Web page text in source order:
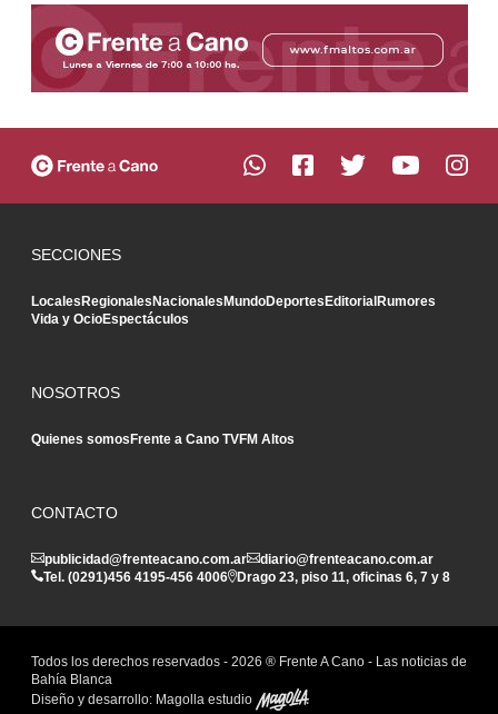
SECCIONES
LocalesRegionalesNacionalesMundoDeportesEditorialRumores
Vida y OcioEspectáculos
NOSOTROS
Quienes somosFrente a Cano TVFM Altos
CONTACTO
publicidad@frenteacano.com.ar
diario@frenteacano.com.ar
Tel. (0291)456 4195-456 4006 Drago 23, piso 11, oficinas 6, 7 y 8
Todos los derechos reservados - 2026 ® Frente A Cano - Las noticias de
Bahía Blanca
Diseño y desarrollo: Magolla estudio